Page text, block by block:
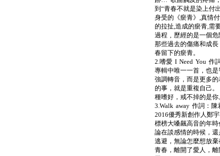
到“青春不就是染上付
身受的《瘀青》,真情
的拉扯,造成的瘀青,需
過程 , 歷經的是一個
那些過去的傷痛和成
春留下的瘀青。
2.嗜愛 I Need You 作
專輯中唯一一首，也
強調轉音，而是更多
的事，就是重複自己
種嗜好，戒不掉的是你
3.Walk away 作詞：
2016優秀新創作人鄭
標榜大嗓飆高音的年
論在談感情的時候，
逃避，無論怎麼想放
青春，離開了愛人，